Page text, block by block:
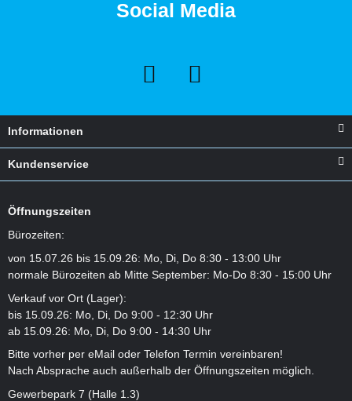
Social Media
Informationen
Kundenservice
Öffnungszeiten
Bürozeiten:
von 15.07.26 bis 15.09.26: Mo, Di, Do 8:30 - 13:00 Uhr
normale Bürozeiten ab Mitte September: Mo-Do 8:30 - 15:00 Uhr
Verkauf vor Ort (Lager):
bis 15.09.26: Mo, Di, Do 9:00 - 12:30 Uhr
ab 15.09.26: Mo, Di, Do 9:00 - 14:30 Uhr
Bitte vorher per eMail oder Telefon Termin vereinbaren!
Nach Absprache auch außerhalb der Öffnungszeiten möglich.
Gewerbepark 7 (Halle 1.3)